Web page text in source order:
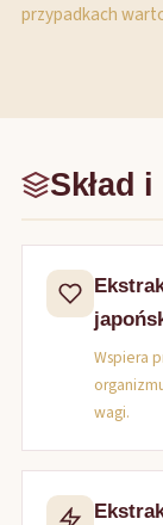
przypadkach
Skład
Wspiera
wagi.